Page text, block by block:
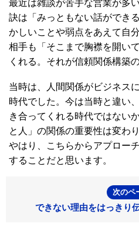
最近は雑談が苦手な営業が多
訣は「みっともない話ができ
かしいことや弱点をあえて自
相手も「そこまで胸襟を開い
くれる。それが信頼関係構築
当時は、人間関係がビジネス
時代でした。今は当時と違い
き合ってくれる時代ではない
と人」の関係の重要性は変わ
やはり、こちらからアプロー
することだと思います。
次のペ
できない理由をはっきり